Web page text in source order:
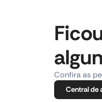
Confira as
Central de